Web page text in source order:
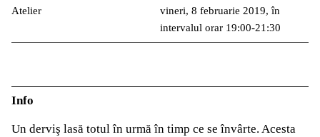
Atelier
vineri, 8 februarie 2019, în
intervalul orar 19:00-21:30
Info
Un derviş lasă totul în urmă în timp ce se învârte. Acesta